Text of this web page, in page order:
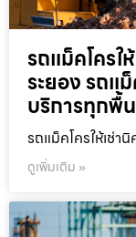
รถแม็คโครใ
ระยอง รถแ
บริการทุกพื้
รถแม็คโครให้เช่า
ดูเพิ่มเติม »